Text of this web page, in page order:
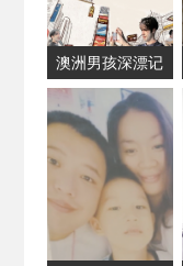
澳洲男孩深漂记